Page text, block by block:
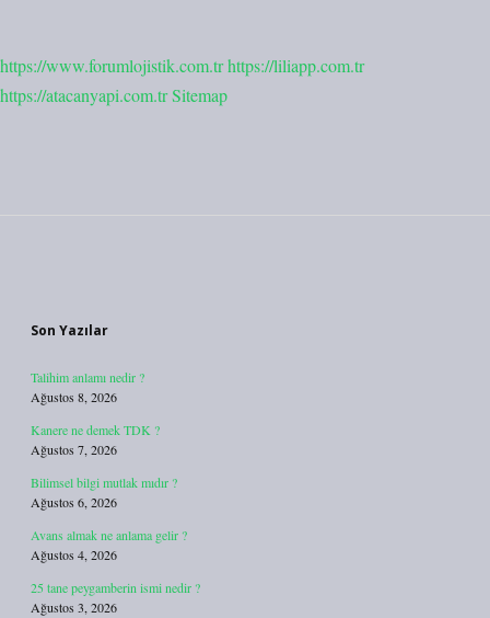
https://www.forumlojistik.com.trhttps://liliapp.com.tr
https://atacanyapi.com.trSitemap
Son Yazılar
Talihim anlamı nedir ?
Ağustos 8, 2026
Kanere ne demek TDK ?
Ağustos 7, 2026
Bilimsel bilgi mutlak mıdır ?
Ağustos 6, 2026
Avans almak ne anlama gelir ?
Ağustos 4, 2026
25 tane peygamberin ismi nedir ?
Ağustos 3, 2026